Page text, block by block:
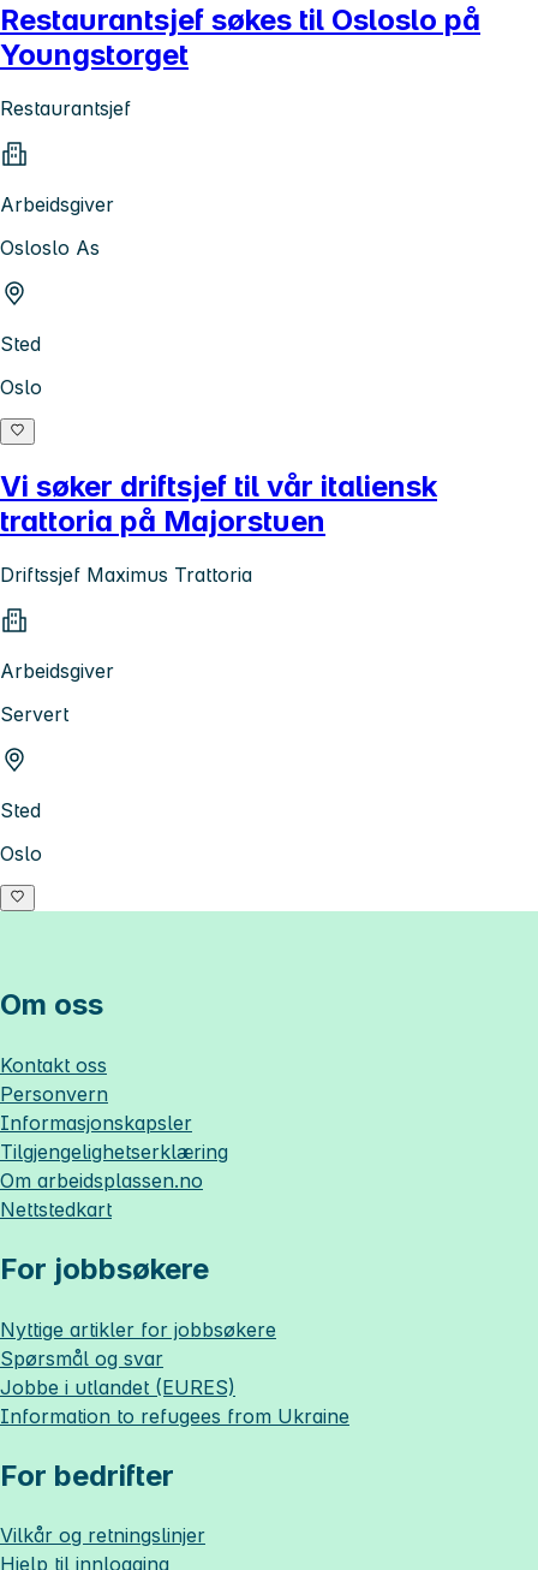
Restaurantsjef søkes til Osloslo på
Youngstorget
Restaurantsjef
Arbeidsgiver
Osloslo As
Sted
Oslo
Vi søker driftsjef til vår italiensk
trattoria på Majorstuen
Driftssjef Maximus Trattoria
Arbeidsgiver
Servert
Sted
Oslo
Om oss
Kontakt oss
Personvern
Informasjonskapsler
Tilgjengelighetserklæring
Om arbeidsplassen.no
Nettstedkart
For jobbsøkere
Nyttige artikler for jobbsøkere
Spørsmål og svar
Jobbe i utlandet (EURES)
Information to refugees from Ukraine
For bedrifter
Vilkår og retningslinjer
Hjelp til innlogging